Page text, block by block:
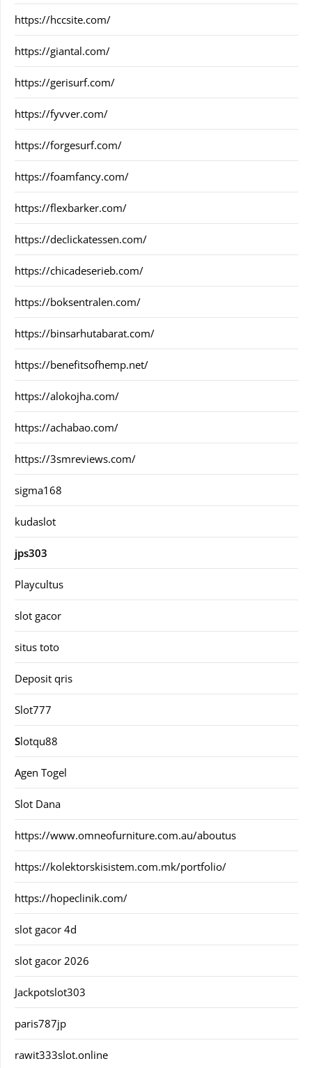
https://hccsite.com/
https://giantal.com/
https://gerisurf.com/
https://fyvver.com/
https://forgesurf.com/
https://foamfancy.com/
https://flexbarker.com/
https://declickatessen.com/
https://chicadeserieb.com/
https://boksentralen.com/
https://binsarhutabarat.com/
https://benefitsofhemp.net/
https://alokojha.com/
https://achabao.com/
https://3smreviews.com/
sigma168
kudaslot
jps303
Playcultus
slot gacor
situs toto
Deposit qris
Slot777
Slotqu88
Agen Togel
Slot Dana
https://www.omneofurniture.com.au/aboutus
https://kolektorskisistem.com.mk/portfolio/
https://hopeclinik.com/
slot gacor 4d
slot gacor 2026
Jackpotslot303
paris787jp
rawit333slot.online